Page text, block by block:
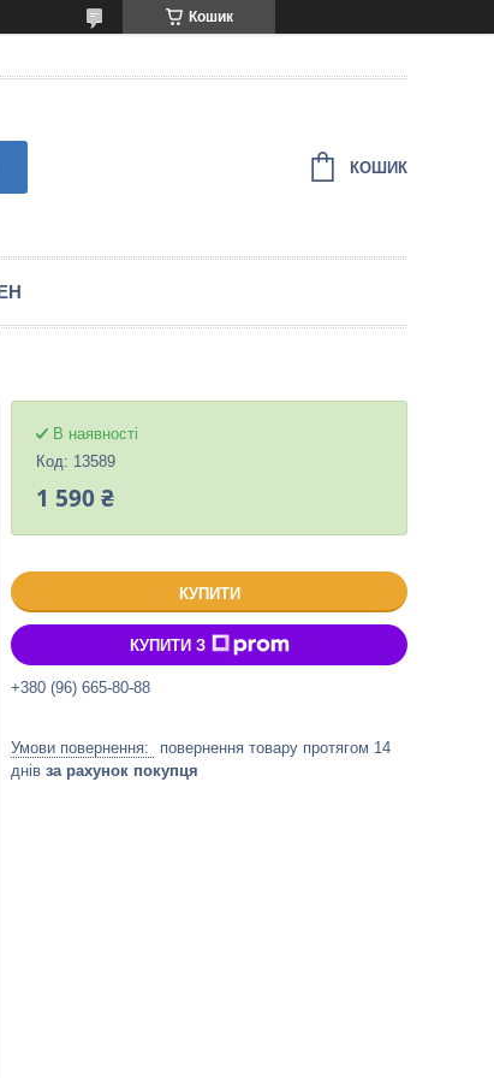
Кошик
КОШИК
В наявності
Код: 13589
1 590 ₴
КУПИТИ
КУПИТИ З
+380 (96) 665-80-88
повернення товару протягом 14
днів за рахунок покупця